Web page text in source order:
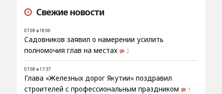
Свежие новости
07.08 в 18:00
Садовников заявил о намерении усилить
полномочия глав на местах
2
07.08 в 17:37
Глава «Железных дорог Якутии» поздравил
строителей с профессиональным праздником
1